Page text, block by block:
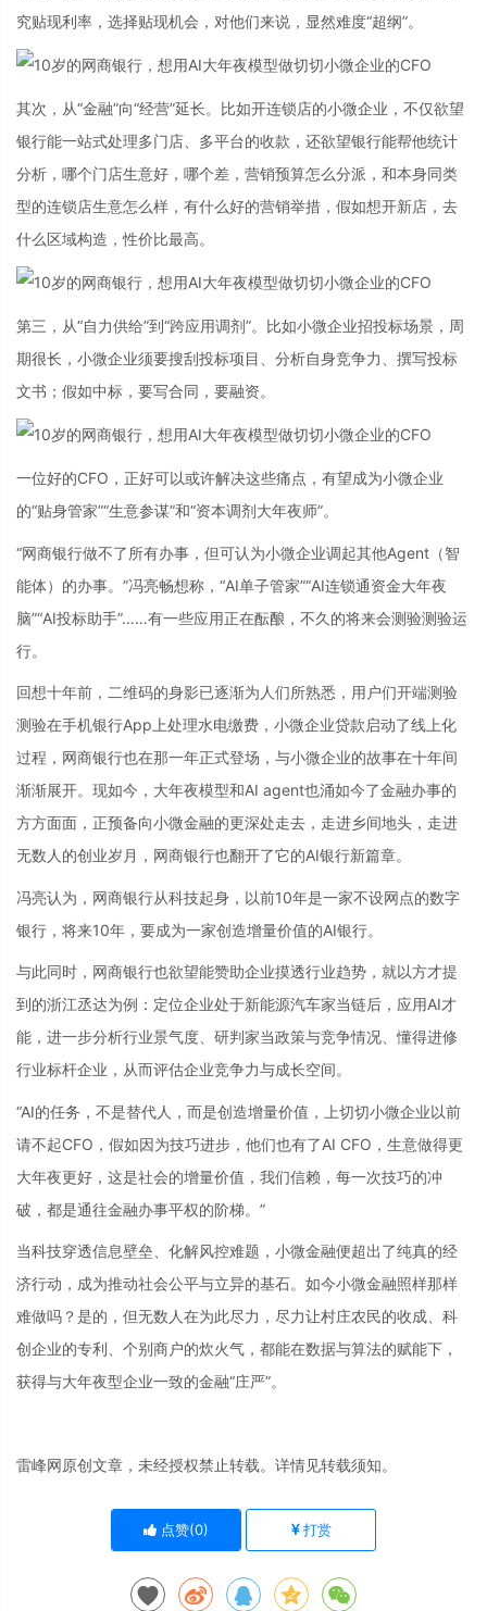
究贴现利率，选择贴现机会，对他们来说，显然难度“超纲”。
其次，从“金融”向“经营”延长。比如开连锁店的小微企业，不仅欲望
银行能一站式处理多门店、多平台的收款，还欲望银行能帮他统计
分析，哪个门店生意好，哪个差，营销预算怎么分派，和本身同类
型的连锁店生意怎么样，有什么好的营销举措，假如想开新店，去
什么区域构造，性价比最高。
第三，从“自力供给”到“跨应用调剂”。比如小微企业招投标场景，周
期很长，小微企业须要搜刮投标项目、分析自身竞争力、撰写投标
文书；假如中标，要写合同，要融资。
一位好的CFO，正好可以或许解决这些痛点，有望成为小微企业
的“贴身管家”“生意参谋”和“资本调剂大年夜师”。
“网商银行做不了所有办事，但可认为小微企业调起其他Agent（智
能体）的办事。”冯亮畅想称，“AI单子管家”“AI连锁通资金大年夜
脑”“AI投标助手”……有一些应用正在酝酿，不久的将来会测验测验运
行。
回想十年前，二维码的身影已逐渐为人们所熟悉，用户们开端测验
测验在手机银行App上处理水电缴费，小微企业贷款启动了线上化
过程，网商银行也在那一年正式登场，与小微企业的故事在十年间
渐渐展开。现如今，大年夜模型和AI agent也涌如今了金融办事的
方方面面，正预备向小微金融的更深处走去，走进乡间地头，走进
无数人的创业岁月，网商银行也翻开了它的AI银行新篇章。
冯亮认为，网商银行从科技起身，以前10年是一家不设网点的数字
银行，将来10年，要成为一家创造增量价值的AI银行。
与此同时，网商银行也欲望能赞助企业摸透行业趋势，就以方才提
到的浙江丞达为例：定位企业处于新能源汽车家当链后，应用AI才
能，进一步分析行业景气度、研判家当政策与竞争情况、懂得进修
行业标杆企业，从而评估企业竞争力与成长空间。
“AI的任务，不是替代人，而是创造增量价值，上切切小微企业以前
请不起CFO，假如因为技巧进步，他们也有了AI CFO，生意做得更
大年夜更好，这是社会的增量价值，我们信赖，每一次技巧的冲
破，都是通往金融办事平权的阶梯。”
当科技穿透信息壁垒、化解风控难题，小微金融便超出了纯真的经
济行动，成为推动社会公平与立异的基石。如今小微金融照样那样
难做吗？是的，但无数人在为此尽力，尽力让村庄农民的收成、科
创企业的专利、个别商户的炊火气，都能在数据与算法的赋能下，
获得与大年夜型企业一致的金融“庄严”。
雷峰网原创文章，未经授权禁止转载。详情见转载须知。
点赞(0) 打赏